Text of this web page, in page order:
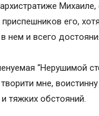
его,
нем и всего
“Нерушимой
мне,
тяжких обстояний.